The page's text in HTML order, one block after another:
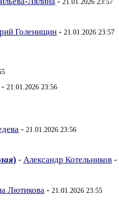
Голенищин - 21.01.2026 23:57
- 21.01.2026 23:56
- 21.01.2026 23:56
) - Александр Котельников -
Лютикова - 21.01.2026 23:55